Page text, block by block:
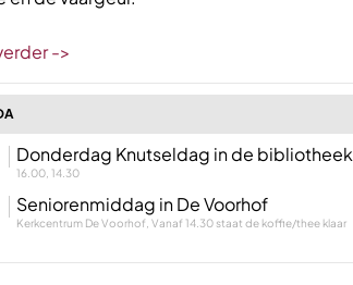
->
Donderdag Knutseldag in de bibliotheek
16.00, 14.30
Seniorenmiddag in De Voorhof
Kerkcentrum De Voorhof, Vanaf 14.30 staat de koffie/thee klaar